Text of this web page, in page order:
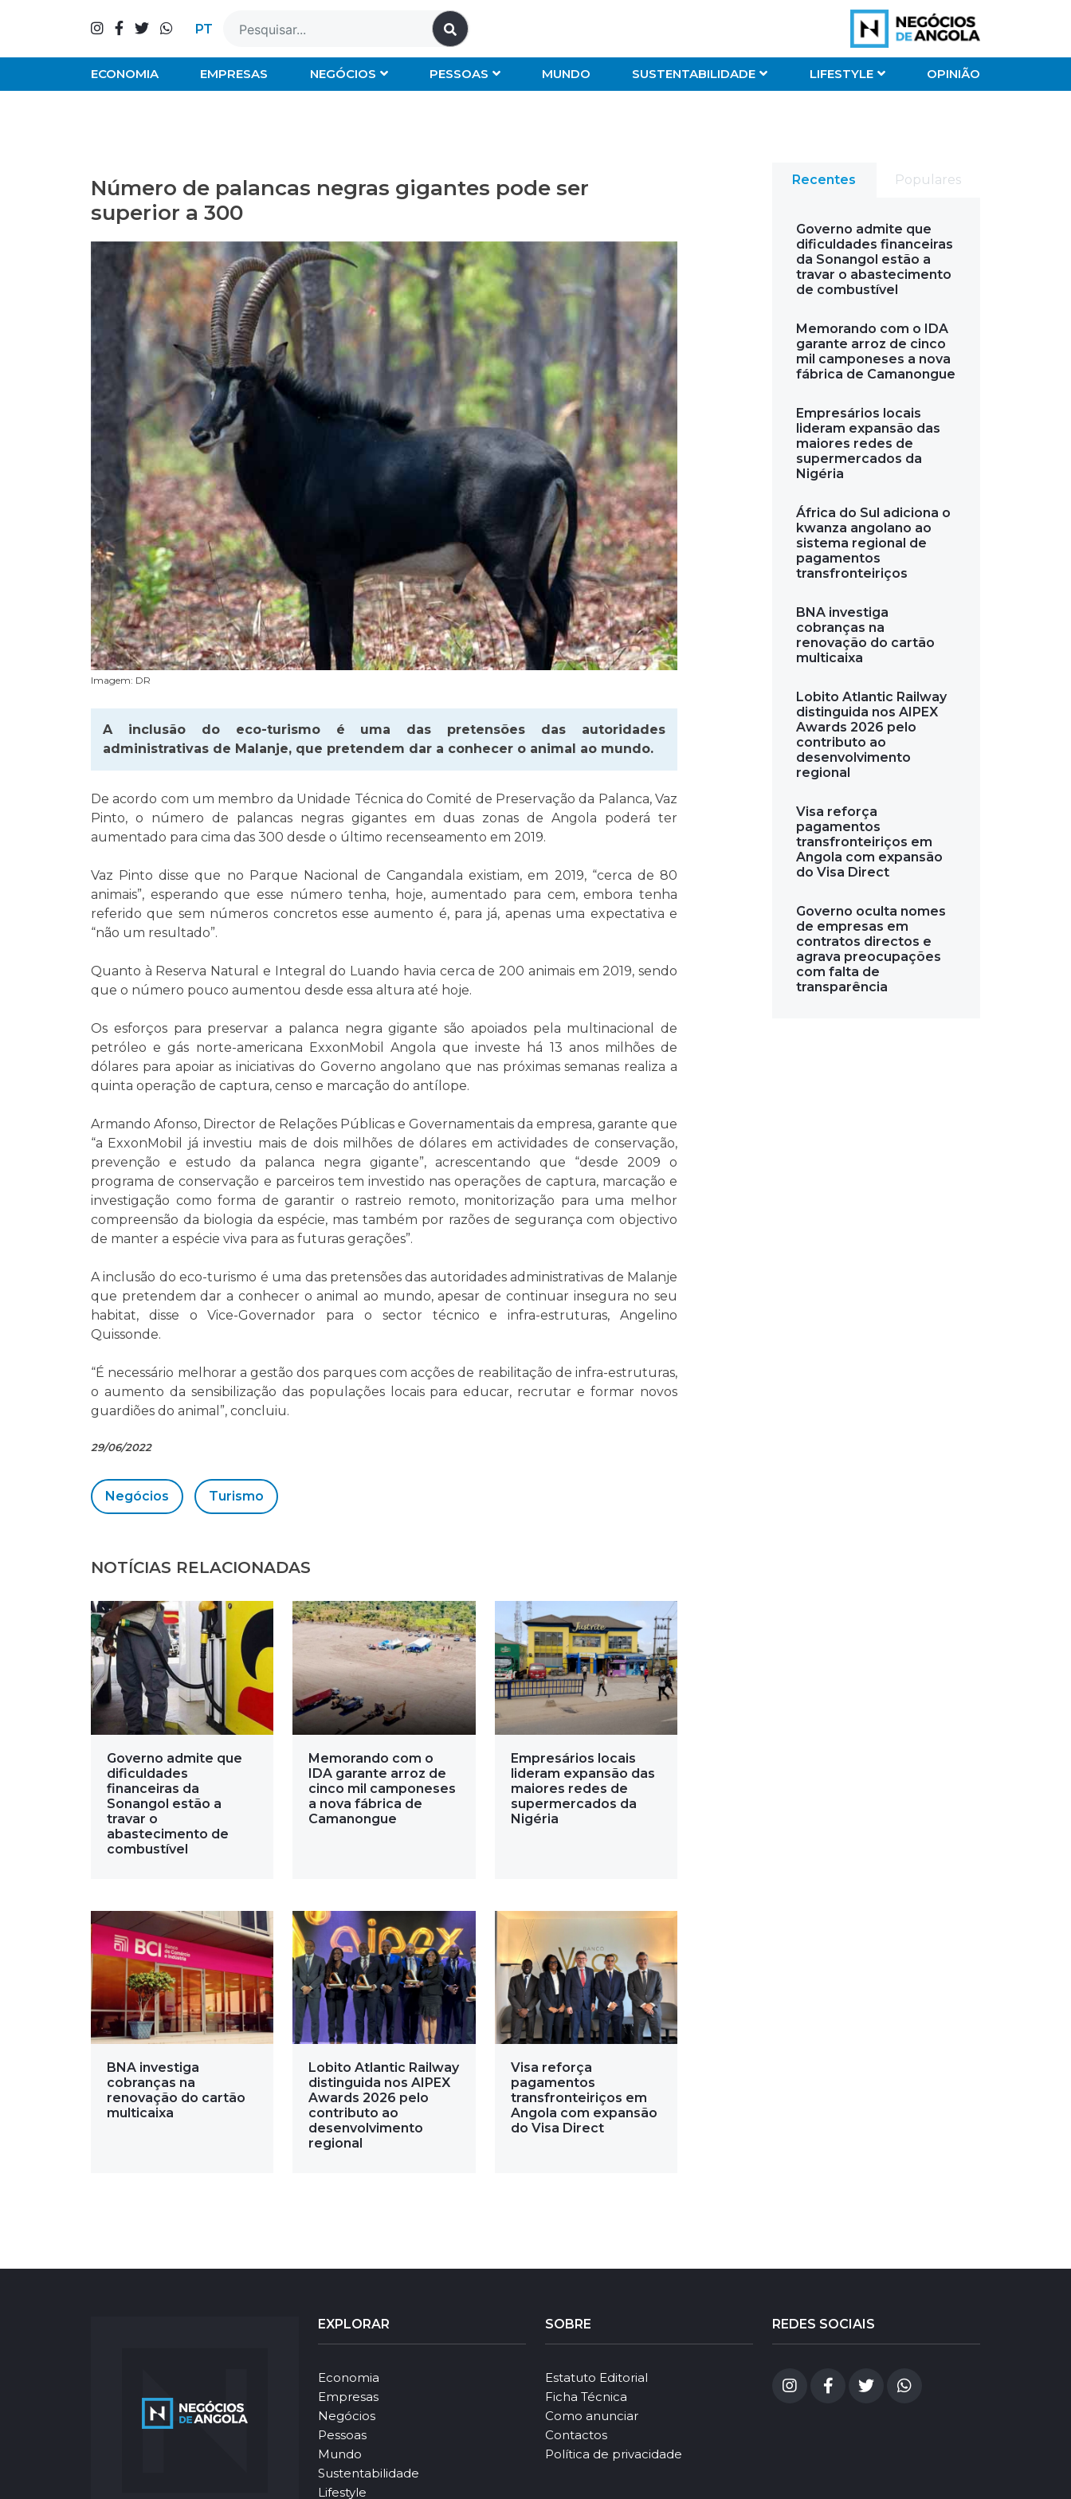
PT
ECONOMIA EMPRESAS NEGÓCIOS PESSOAS MUNDO SUSTENTABILIDADE LIFESTYLE OPINIÃO
Número de palancas negras gigantes pode ser
superior a 300
Imagem: DR
A inclusão do eco-turismo é uma das pretensões das autoridades
administrativas de Malanje, que pretendem dar a conhecer o animal ao mundo.
De acordo com um membro da Unidade Técnica do Comité de Preservação da Palanca, Vaz
Pinto, o número de palancas negras gigantes em duas zonas de Angola poderá ter
aumentado para cima das 300 desde o último recenseamento em 2019.
Vaz Pinto disse que no Parque Nacional de Cangandala existiam, em 2019, “cerca de 80
animais”, esperando que esse número tenha, hoje, aumentado para cem, embora tenha
referido que sem números concretos esse aumento é, para já, apenas uma expectativa e
“não um resultado”.
Quanto à Reserva Natural e Integral do Luando havia cerca de 200 animais em 2019, sendo
que o número pouco aumentou desde essa altura até hoje.
Os esforços para preservar a palanca negra gigante são apoiados pela multinacional de
petróleo e gás norte-americana ExxonMobil Angola que investe há 13 anos milhões de
dólares para apoiar as iniciativas do Governo angolano que nas próximas semanas realiza a
quinta operação de captura, censo e marcação do antílope.
Armando Afonso, Director de Relações Públicas e Governamentais da empresa, garante que
“a ExxonMobil já investiu mais de dois milhões de dólares em actividades de conservação,
prevenção e estudo da palanca negra gigante”, acrescentando que “desde 2009 o
programa de conservação e parceiros tem investido nas operações de captura, marcação e
investigação como forma de garantir o rastreio remoto, monitorização para uma melhor
compreensão da biologia da espécie, mas também por razões de segurança com objectivo
de manter a espécie viva para as futuras gerações”.
A inclusão do eco-turismo é uma das pretensões das autoridades administrativas de Malanje
que pretendem dar a conhecer o animal ao mundo, apesar de continuar insegura no seu
habitat, disse o Vice-Governador para o sector técnico e infra-estruturas, Angelino
Quissonde.
“É necessário melhorar a gestão dos parques com acções de reabilitação de infra-estruturas,
o aumento da sensibilização das populações locais para educar, recrutar e formar novos
guardiões do animal”, concluiu.
29/06/2022
Negócios Turismo
NOTÍCIAS RELACIONADAS
Governo admite que
dificuldades
financeiras da
Sonangol estão a
travar o
abastecimento de
combustível
Memorando com o
IDA garante arroz de
cinco mil camponeses
a nova fábrica de
Camanongue
Empresários locais
lideram expansão das
maiores redes de
supermercados da
Nigéria
BNA investiga
cobranças na
renovação do cartão
multicaixa
Lobito Atlantic Railway
distinguida nos AIPEX
Awards 2026 pelo
contributo ao
desenvolvimento
regional
Visa reforça
pagamentos
transfronteiriços em
Angola com expansão
do Visa Direct
Recentes Populares
Governo admite que
dificuldades financeiras
da Sonangol estão a
travar o abastecimento
de combustível
Memorando com o IDA
garante arroz de cinco
mil camponeses a nova
fábrica de Camanongue
Empresários locais
lideram expansão das
maiores redes de
supermercados da
Nigéria
África do Sul adiciona o
kwanza angolano ao
sistema regional de
pagamentos
transfronteiriços
BNA investiga
cobranças na
renovação do cartão
multicaixa
Lobito Atlantic Railway
distinguida nos AIPEX
Awards 2026 pelo
contributo ao
desenvolvimento
regional
Visa reforça
pagamentos
transfronteiriços em
Angola com expansão
do Visa Direct
Governo oculta nomes
de empresas em
contratos directos e
agrava preocupações
com falta de
transparência
EXPLORAR
Economia
Empresas
Negócios
Pessoas
Mundo
Sustentabilidade
Lifestyle
SOBRE
Estatuto Editorial
Ficha Técnica
Como anunciar
Contactos
Política de privacidade
REDES SOCIAIS